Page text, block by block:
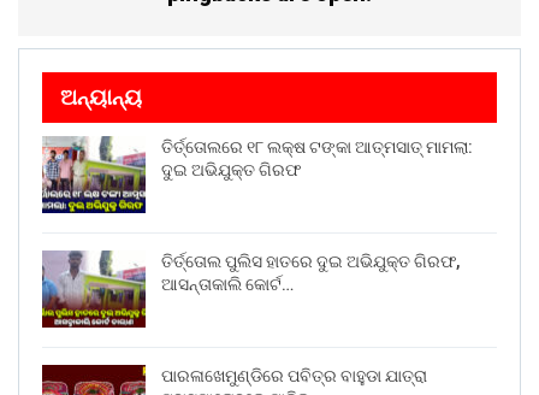
ଅନ୍ୟାନ୍ୟ
ତିର୍ତ୍ତୋଲରେ ୧୮ ଲକ୍ଷ ଟଙ୍କା ଆତ୍ମସାତ୍ ମାମଲା:
ଦୁଇ ଅଭିଯୁକ୍ତ ଗିରଫ
ତିର୍ତ୍ତୋଲ ପୁଲିସ ହାତରେ ଦୁଇ ଅଭିଯୁକ୍ତ ଗିରଫ,
ଆସନ୍ତାକାଲି କୋର୍ଟ…
ପାରଳାଖେମୁଣ୍ଡିରେ ପବିତ୍ର ବାହୁଡା ଯାତ୍ରା